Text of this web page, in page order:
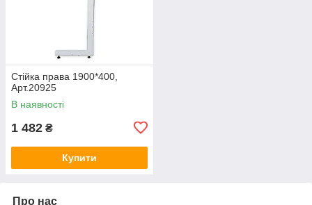
Стійка права 1900*400,
Арт.20925
В наявності
1 482 ₴
Купити
Про нас